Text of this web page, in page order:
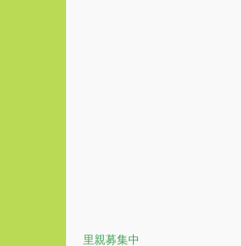
里親募集中